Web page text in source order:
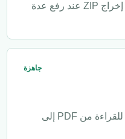
حوّل ملفات Excel إلى PDF، مع إخراج ZIP عند رفع عدة
جاهزة
استخرج الأسطر والجداول القابلة للقراءة من PDF إلى